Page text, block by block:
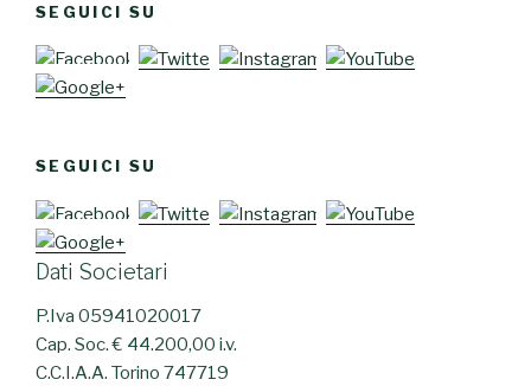
SEGUICI SU
SEGUICI SU
Dati Societari
P.Iva 05941020017
Cap. Soc. € 44.200,00 i.v.
C.C.I.A.A. Torino 747719